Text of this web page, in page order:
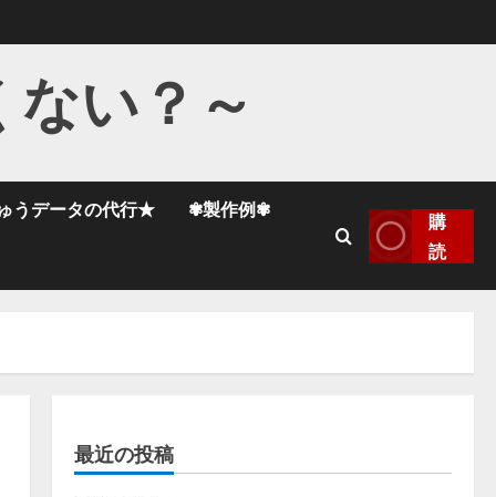
い？～
うデータの代行★ ✾製作例✾
購
読
最近の投稿